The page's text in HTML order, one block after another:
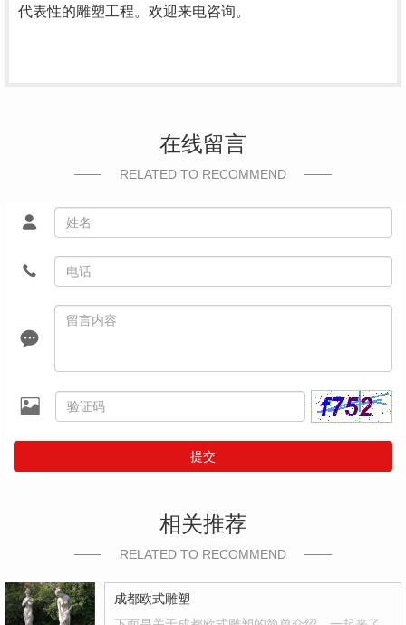
代表性的雕塑工程。欢迎来电咨询。
在线留言
RELATED TO RECOMMEND
提交
相关推荐
RELATED TO RECOMMEND
成都欧式雕塑